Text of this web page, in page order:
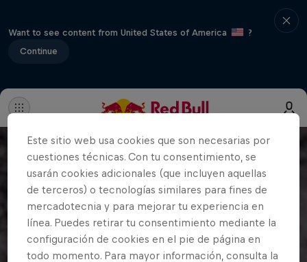
Want to see content from United States of America
?
Continue
Este sitio web usa cookies que son necesarias por
cuestiones técnicas. Con tu consentimiento, se
usarán cookies adicionales (que incluyen aquellas
de terceros) o tecnologías similares para fines de
mercadotecnia y para mejorar tu experiencia en
línea. Puedes retirar tu consentimiento mediante la
configuración de cookies en el pie de página en
todo momento. Para mayor información, consulta la